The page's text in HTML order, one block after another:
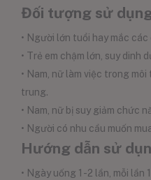
Đối tượng sử
• Người lớn tuổi hay mắc
• Trẻ em chậm lớn, suy dinh
• Nam, nữ làm việc trong
trung.
• Nam, nữ bị suy giảm chức
• Người có nhu cầu muốn
Hướng dẫn sử
• Ngày uống 1 -2 lần, mỗi